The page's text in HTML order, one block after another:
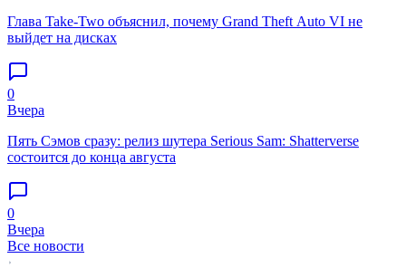
Глава Take-Two объяснил, почему Grand Theft Auto VI не
выйдет на дисках
0
Вчера
Пять Сэмов сразу: релиз шутера Serious Sam: Shatterverse
состоится до конца августа
0
Вчера
Все новости